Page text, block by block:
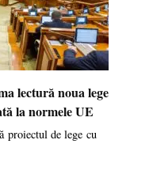
a grupului
inițierii
a examinat, în ședința